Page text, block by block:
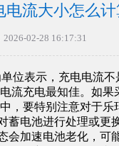
电流大小怎么计
02-28 16:17:31
位表示，充电电流
流充电最知佳。如
，要特别注意对于
电池进行处理或更换
加速电池老化，